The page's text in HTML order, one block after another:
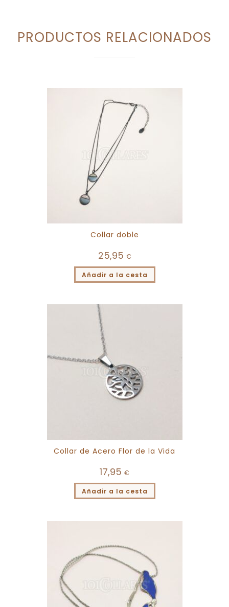
PRODUCTOS RELACIONADOS
Collar doble
25,95 €
Añadir a la cesta
Collar de Acero Flor de la Vida
17,95 €
Añadir a la cesta